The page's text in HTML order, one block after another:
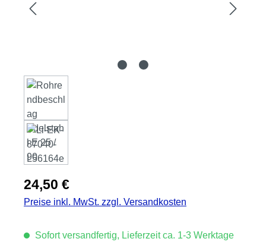
Regulärer Preis:
24,50 €
Preise inkl. MwSt. zzgl. Versandkosten
Sofort versandfertig, Lieferzeit ca. 1-3 Werktage